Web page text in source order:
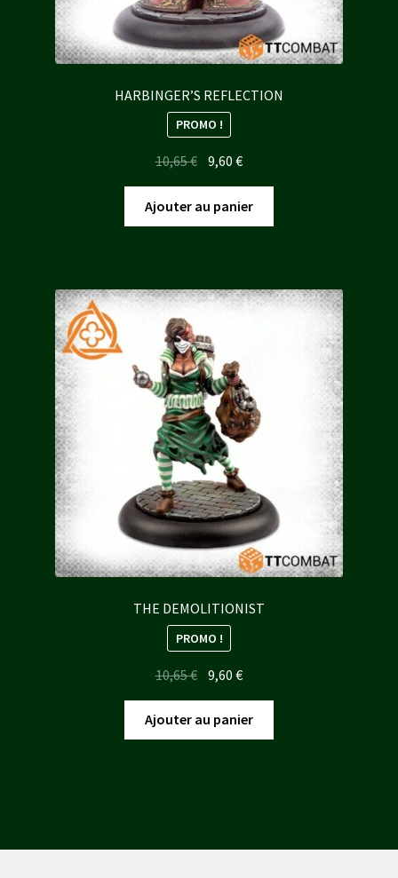
HARBINGER’S REFLECTION
PROMO !
10,65€ Le
prix
initial
était :
9,60€Le
prix
actuel
est :
Ajouter au panier
THE DEMOLITIONIST
PROMO !
10,65€ Le
initial
était :
9,60€Le
actuel
est :
Ajouter au panier